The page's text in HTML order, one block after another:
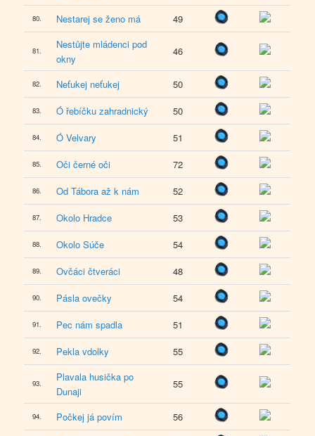
80. Nestarej se ženo má 49
81.
Nestůjte mládenci pod
okny
46
82. Neťukej neťukej 50
83. Ó řebíčku zahradnický 50
84. Ó Velvary 51
85. Oči černé oči 72
86. Od Tábora až k nám 52
87. Okolo Hradce 53
88. Okolo Súče 54
89. Ovčáci čtveráci 48
90. Pásla ovečky 54
91. Pec nám spadla 51
92. Pekla vdolky 55
93.
Plavala husička po
Dunaji
55
94. Počkej já povím 56